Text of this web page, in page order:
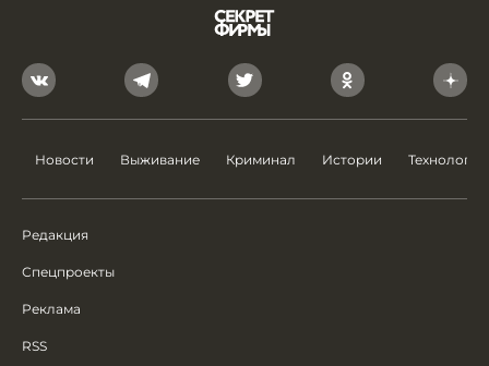
Новости Выживание Криминал Истории Технологии
Редакция
Спецпроекты
Реклама
RSS